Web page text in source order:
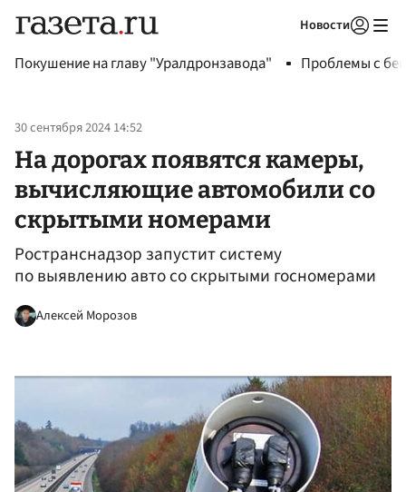
Новости
Покушение на главу "Уралдронзавода" Проблемы с
30 сентября 2024 14:52
На дорогах появятся камеры,
вычисляющие автомобили со
скрытыми номерами
Ространснадзор запустит систему
по выявлению авто со скрытыми госномерами
Алексей Морозов